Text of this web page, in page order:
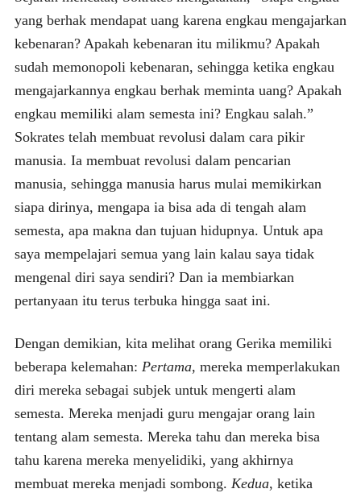
yang berhak mendapat uang karena engkau mengajarkan
kebenaran? Apakah kebenaran itu milikmu? Apakah
sudah memonopoli kebenaran, sehingga ketika engkau
mengajarkannya engkau berhak meminta uang? Apakah
engkau memiliki alam semesta ini? Engkau salah.”
Sokrates telah membuat revolusi dalam cara pikir
manusia. Ia membuat revolusi dalam pencarian
manusia, sehingga manusia harus mulai memikirkan
siapa dirinya, mengapa ia bisa ada di tengah alam
semesta, apa makna dan tujuan hidupnya. Untuk apa
saya mempelajari semua yang lain kalau saya tidak
mengenal diri saya sendiri? Dan ia membiarkan
pertanyaan itu terus terbuka hingga saat ini.
Dengan demikian, kita melihat orang Gerika memiliki
beberapa kelemahan: Pertama, mereka memperlakukan
diri mereka sebagai subjek untuk mengerti alam
semesta. Mereka menjadi guru mengajar orang lain
tentang alam semesta. Mereka tahu dan mereka bisa
tahu karena mereka menyelidiki, yang akhirnya
membuat mereka menjadi sombong. Kedua, ketika